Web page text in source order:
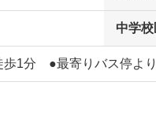
中学
歩1分 ●最寄りバス停よ